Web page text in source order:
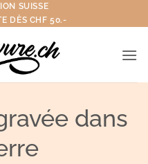
SUISSE
DÈS CHF 50.-
dans